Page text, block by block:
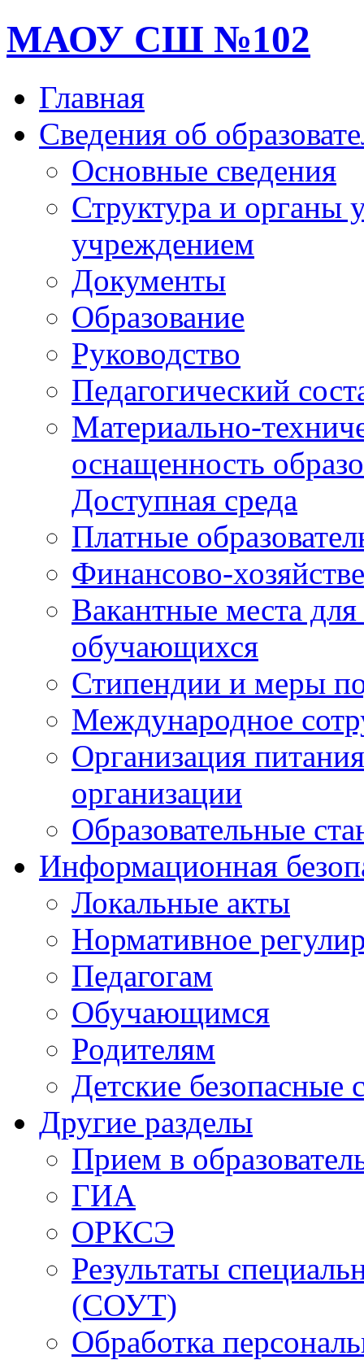
МАОУ СШ №102
Главная
Сведения об
Основные сведения
Структура и органы
учреждением
Документы
Образование
Руководство
Педагогический
Материально-
оснащенность
Доступная среда
Платные
Финансово-
Вакантные места
обучающихся
Стипендии и меры
Международное
Организация
организации
Образовательные
Информационная
Локальные акты
Нормативное
Педагогам
Обучающимся
Родителям
Детские безопасные
Другие разделы
Прием в
ГИА
ОРКСЭ
Результаты
(СОУТ)
Обработка